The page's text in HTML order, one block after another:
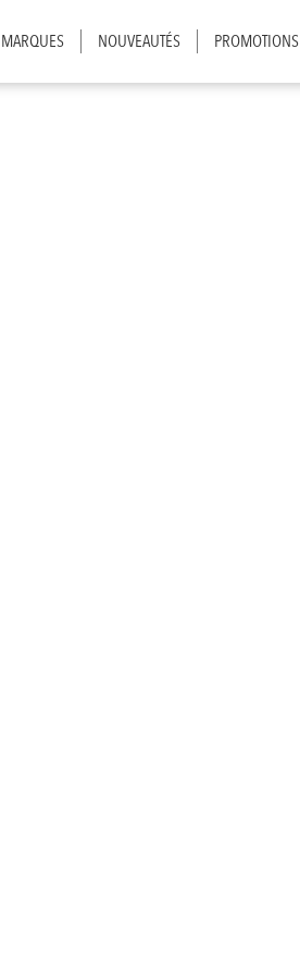
MARQUES NOUVEAUTÉS PROMOTIONS